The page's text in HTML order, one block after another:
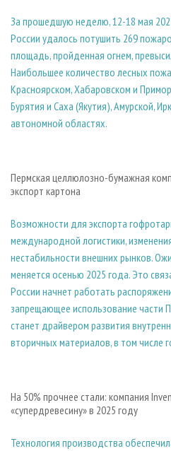
ПРОИЗВОДСТВО МЕБЕЛИ
БИОЭНЕРГЕТИКА
ЦБП
ИНСТРУМЕНТ И МАТЕРИАЛЫ
ПРИОРИТЕТНЫЕ
RUSSIAN FORESTRY REVIEW
ГАЗЕТА ЛЕСПРОМФОРУМ
БИБЛИОТЕКА СПЕЦИАЛИСТА
За прошедшую неделю, 12-18 мая
России удалось потушить 269
площадь, пройденная огнем,
Наибольшее количество лесных
Красноярском, Хабаровском и
Бурятия и Саха (Якутия), Амурской,
автономной областях.
Пермская целлюлозно-бумажная
экспорт картона
Возможности для экспорта
международной логистики,
нестабильности внешних рынков.
меняется осенью 2025 года. Это
России начнет работать
запрещающее использование части
станет драйвером развития
вторичных материалов, в том числе
На 50% прочнее стали: компания
«супердревесину» в 2025 году
Технология производства